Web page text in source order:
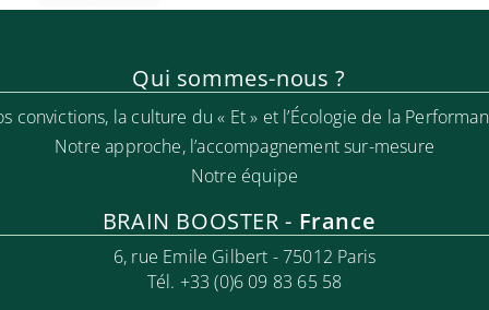
Qui sommes-nous ?
convictions, la culture du « Et » et l’Écologie de la
Notre approche, l’accompagnement sur-mesure
Notre équipe
BRAIN BOOSTER - France
6, rue Emile Gilbert - 75012 Paris
Tél. +33 (0)6 09 83 65 58